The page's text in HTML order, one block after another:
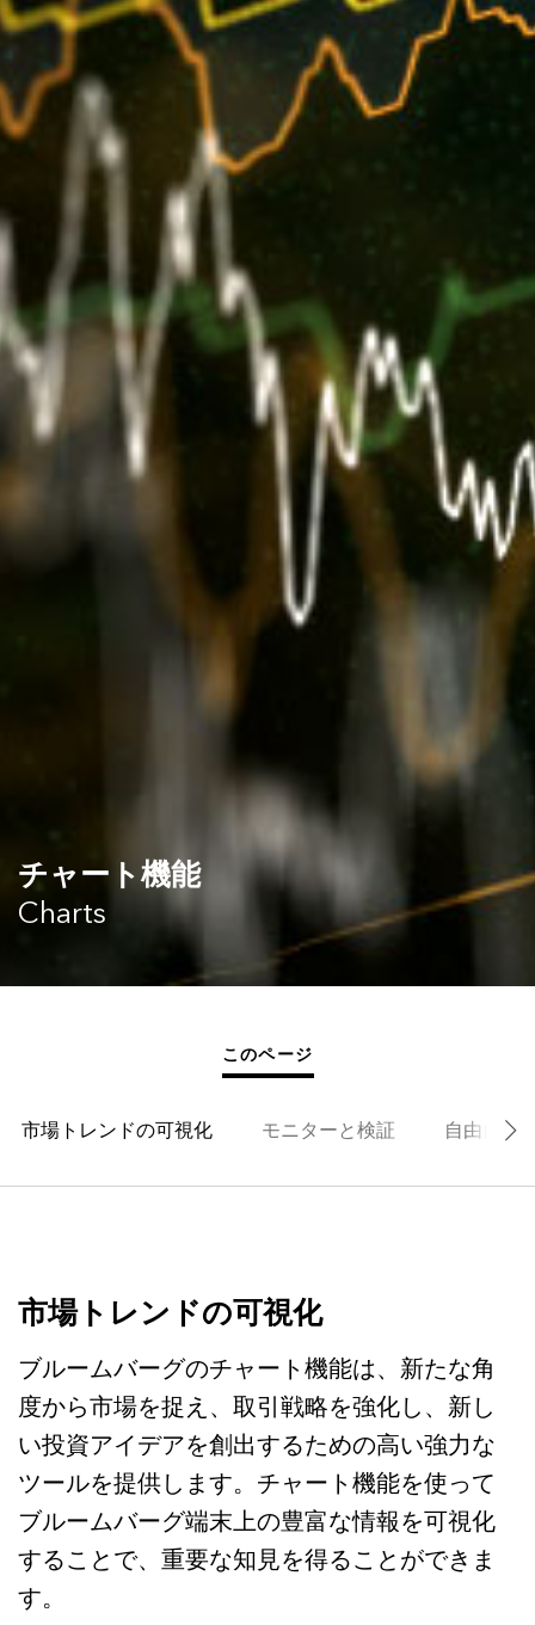
チャート機能
Charts
このページ
市場トレンドの可視化 モニターと検証 自由自在
市場トレンドの可視化
ブルームバーグのチャート機能は、新たな角
度から市場を捉え、取引戦略を強化し、新し
い投資アイデアを創出するための高い強力な
ツールを提供します。チャート機能を使って
ブルームバーグ端末上の豊富な情報を可視化
することで、重要な知見を得ることができま
す。